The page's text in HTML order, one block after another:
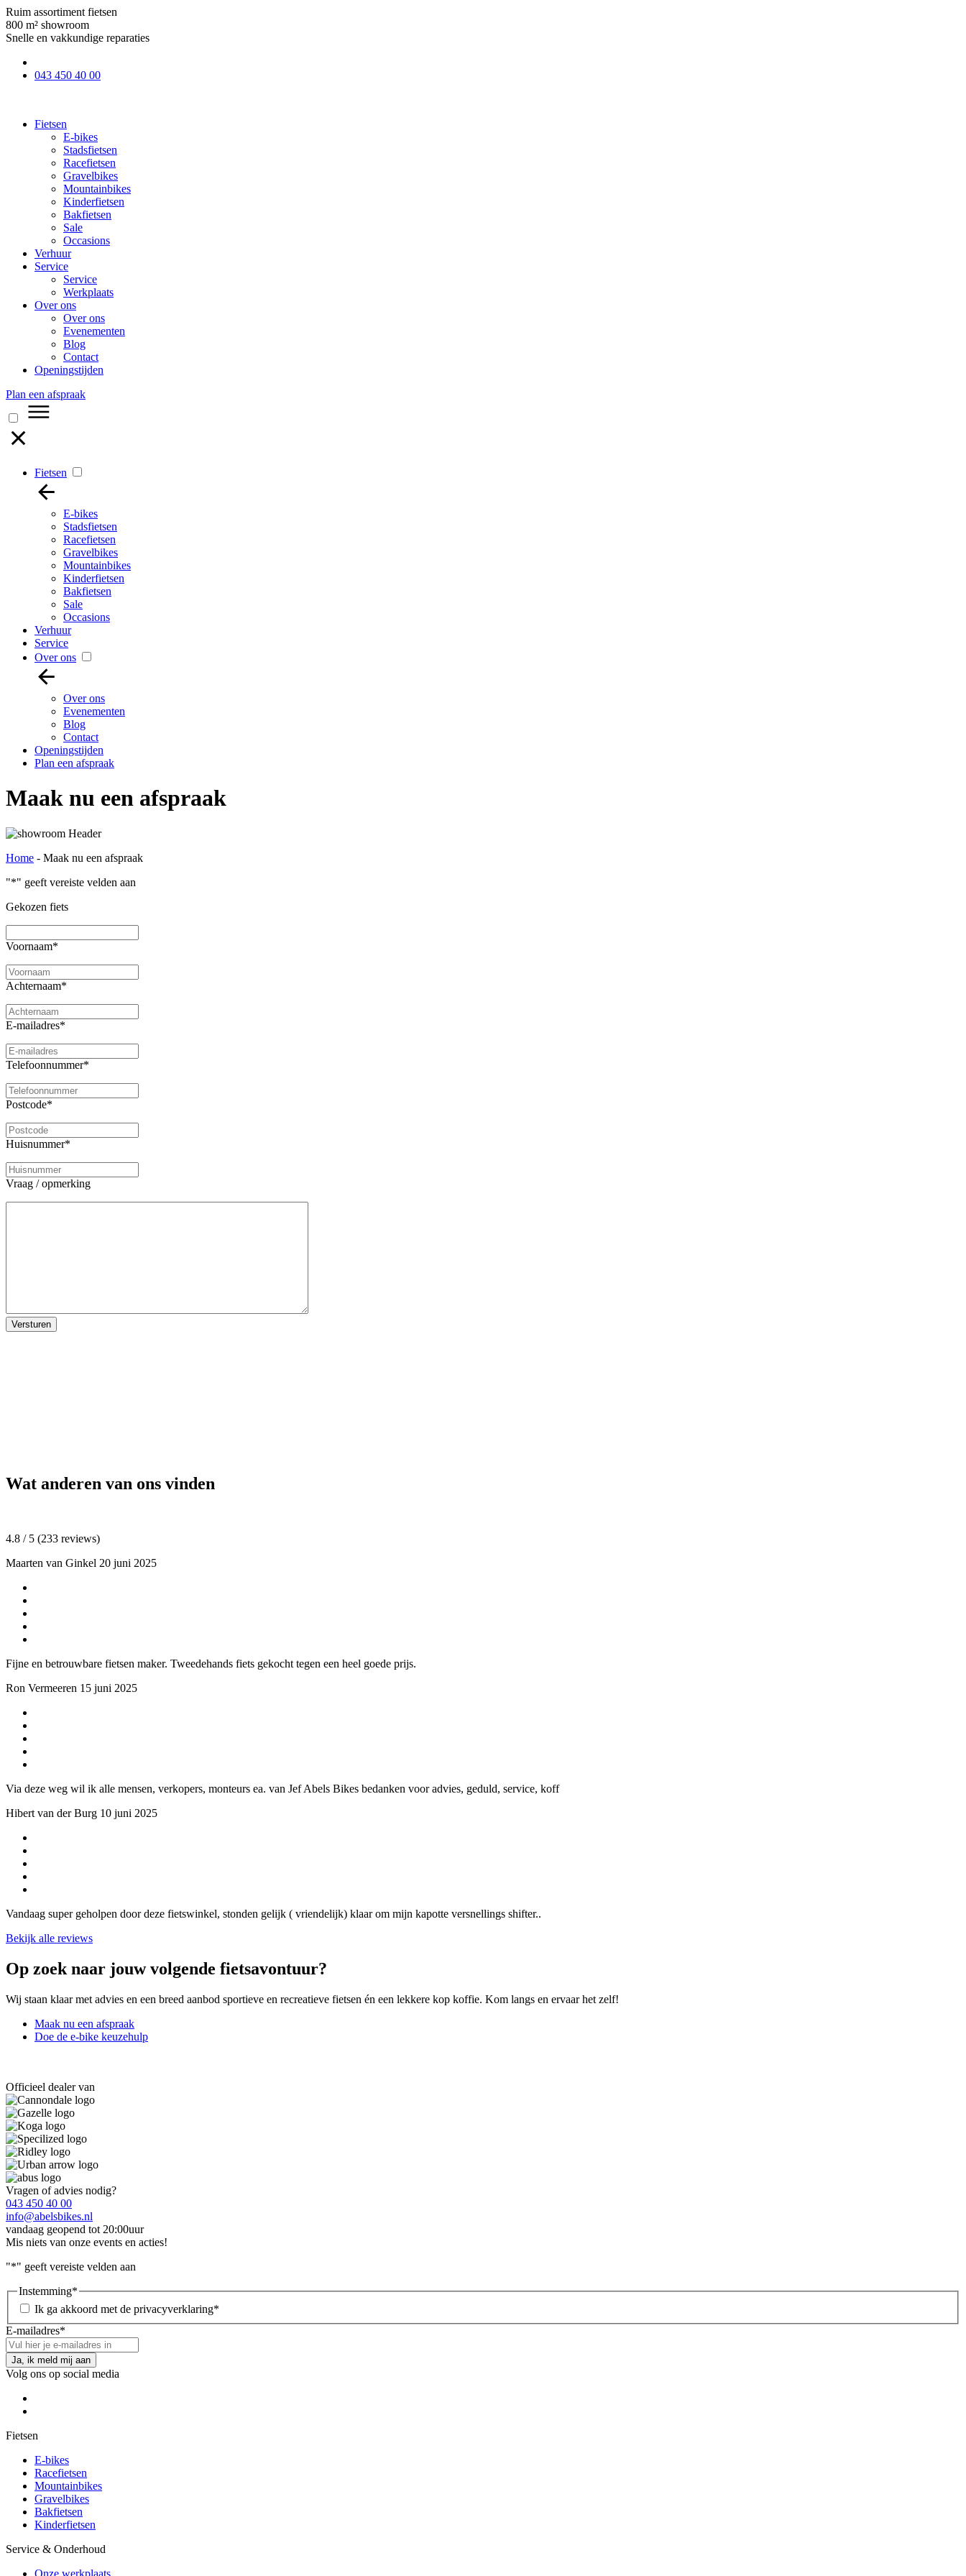
Ruim assortiment fietsen
800 m² showroom
Snelle en vakkundige reparaties
043 450 40 00
Fietsen
E-bikes
Stadsfietsen
Racefietsen
Gravelbikes
Mountainbikes
Kinderfietsen
Bakfietsen
Sale
Occasions
Verhuur
Service
Service
Werkplaats
Over ons
Over ons
Evenementen
Blog
Contact
Openingstijden
Plan een afspraak
Fietsen
E-bikes
Stadsfietsen
Racefietsen
Gravelbikes
Mountainbikes
Kinderfietsen
Bakfietsen
Sale
Occasions
Verhuur
Service
Over ons
Over ons
Evenementen
Blog
Contact
Openingstijden
Plan een afspraak
Maak nu een afspraak
Home - Maak nu een afspraak
"*" geeft vereiste velden aan
Gekozen fiets
Voornaam*
Achternaam*
E-mailadres*
Telefoonnummer*
Postcode*
Huisnummer*
Vraag / opmerking
Wat anderen van ons vinden
4.8 / 5 (233 reviews)
Maarten van Ginkel 20 juni 2025
Fijne en betrouwbare fietsen maker. Tweedehands fiets gekocht tegen een heel goede prijs.
Ron Vermeeren 15 juni 2025
Via deze weg wil ik alle mensen, verkopers, monteurs ea. van Jef Abels Bikes bedanken voor advies, geduld, service, koff
Hibert van der Burg 10 juni 2025
Vandaag super geholpen door deze fietswinkel, stonden gelijk ( vriendelijk) klaar om mijn kapotte versnellings shifter..
Bekijk alle reviews
Op zoek naar jouw volgende fietsavontuur?
Wij staan klaar met advies en een breed aanbod sportieve en recreatieve fietsen én een lekkere kop koffie. Kom langs en ervaar het zelf!
Maak nu een afspraak
Doe de e-bike keuzehulp
Officieel dealer van
Vragen of advies nodig?
043 450 40 00
info@abelsbikes.nl
vandaag geopend tot 20:00uur
Mis niets van onze events en acties!
"*" geeft vereiste velden aan
Instemming*
Ik ga akkoord met de privacyverklaring*
E-mailadres*
Volg ons op social media
Fietsen
E-bikes
Racefietsen
Mountainbikes
Gravelbikes
Bakfietsen
Kinderfietsen
Service & Onderhoud
Onze werkplaats